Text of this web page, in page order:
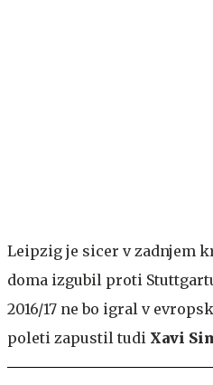
Leipzig je sicer v zadnjem
doma izgubil proti
2016/17 ne bo igral v
poleti zapustil tudi Xavi